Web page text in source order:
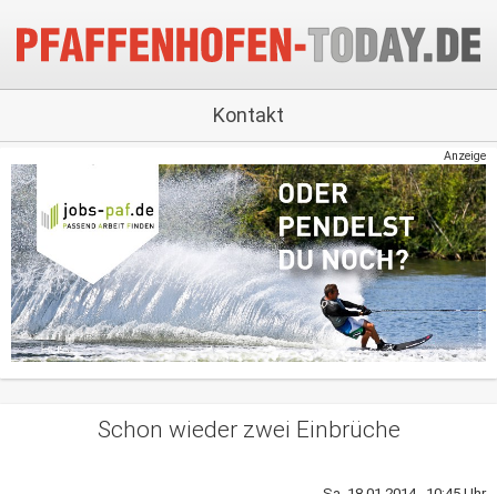
Kontakt
Anzeige
Schon wieder zwei Einbrüche